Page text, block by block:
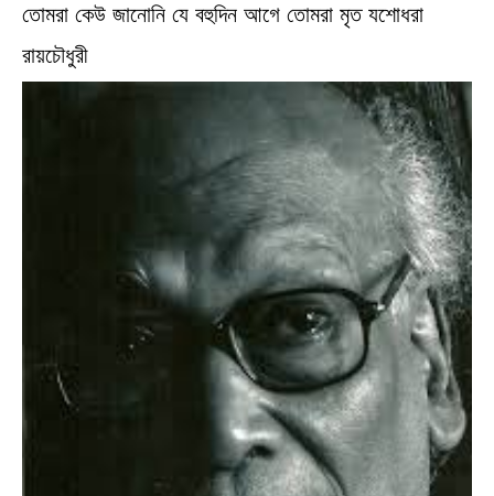
তোমরা কেউ জানোনি যে বহুদিন আগে তোমরা মৃত যশোধরা
রায়চৌধুরী